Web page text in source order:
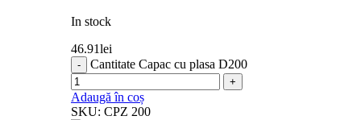
In stock
46.91lei
Cantitate Capac cu plasa D200
Adaugă în coș
SKU: CPZ 200